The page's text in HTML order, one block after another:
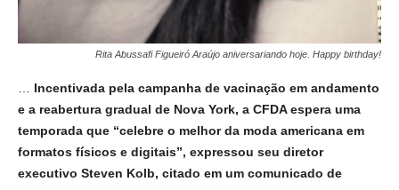
Rita Abussafi Figueiró Araújo aniversariando hoje. Happy birthday!
… Incentivada pela campanha de vacinação em andamento
e a reabertura gradual de Nova York, a CFDA espera uma
temporada que “celebre o melhor da moda americana em
formatos físicos e digitais”, expressou seu diretor
executivo Steven Kolb, citado em um comunicado de